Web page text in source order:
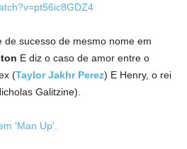
de sucesso de mesmo nome em
E diz o caso de amor entre o
(Taylor Jakhr Perez) E Henry, o rei
Galitzine).